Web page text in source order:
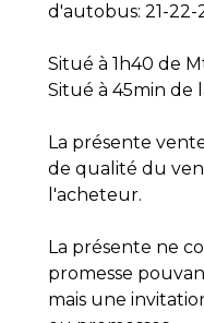
d'autobus: 21-22-
Situé à 1h40 de
Situé à 45min de
La présente
de qualité du
l'acheteur.
La présente ne
promesse
mais une